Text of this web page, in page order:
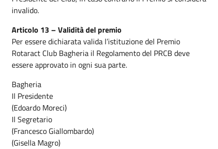
invalido.
Articolo 13 – Validità del premio
Per essere dichiarata valida l’istituzione del Premio
Rotaract Club Bagheria il Regolamento del PRCB deve
essere approvato in ogni sua parte.
Bagheria
Il Presidente
(Edoardo Moreci)
Il Segretario
(Francesco Giallombardo)
(Gisella Magro)